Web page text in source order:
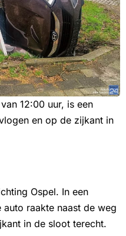
12:00 uur, is een
en op de zijkant in
Ospel. In een
raakte naast de weg
in de sloot terecht.